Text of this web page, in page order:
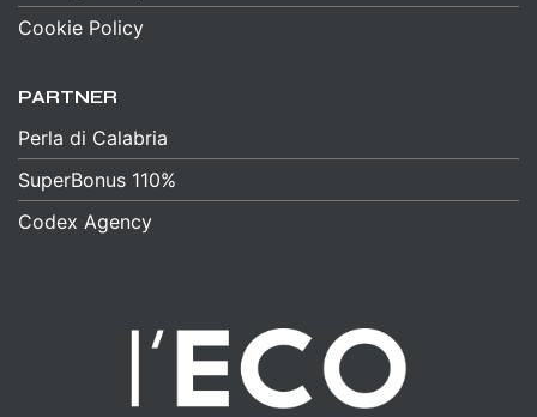
Cookie Policy
PARTNER
Perla di Calabria
SuperBonus 110%
Codex Agency